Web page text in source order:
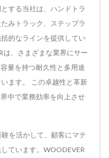
する当社は、ハンドトラ
みトラック、ステップラ
的なラインを提供してい
は、さまざまな業界にサー
量を持つ耐久性と多用途
ます。 この卓越性と革新
中で業務効率を向上させ
を活かして、顧客にマテ
ています。WOODEVER